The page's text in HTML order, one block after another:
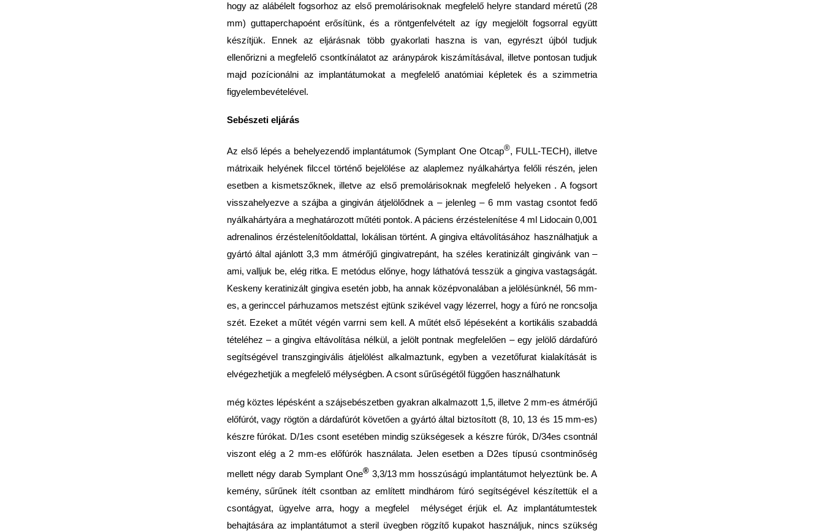
hogy az alábélelt fogsorhoz az első premolárisoknak megfelelő helyre standard méretű (28
mm) guttaperchapoént erősítünk, és a röntgenfelvételt az így megjelölt fogsorral együtt
készítjük. Ennek az eljárásnak több gyakorlati haszna is van, egyrészt újból tudjuk
ellenőrizni a megfelelő csontkínálatot az aránypárok kiszámításával, illetve pontosan tudjuk
majd pozícionálni az implantátumokat a megfelelő anatómiai képletek és a szimmetria
figyelembevételével.
Sebészeti eljárás
Az első lépés a behelyezendő implantátumok (Symplant One Otcap®, FULL-TECH), illetve
mátrixaik helyének filccel történő bejelölése az alaplemez nyálkahártya felőli részén, jelen
esetben a kismetszőknek, illetve az első premolárisoknak megfelelő helyeken . A fogsort
visszahelyezve a szájba a gingiván átjelölődnek a – jelenleg – 6 mm vastag csontot fedő
nyálkahártyára a meghatározott műtéti pontok. A páciens ér­zéstelenítése 4 ml Lidocain 0,001
adrenalinos érzéstelenítőoldattal, lokálisan történt. A gingiva eltávolításához használhatjuk a
gyártó által ajánlott 3,3 mm átmérőjű gingivatrepánt, ha széles keratinizált gingivánk van –
ami, valljuk be, elég ritka. E metódus előnye, hogy láthatóvá tesszük a gingiva vastagságát.
Keskeny keratinizált gingiva esetén jobb, ha annak középvonalában a jelölésünknél, 56 mm-
es, a gerinccel párhuzamos metszést ejtünk szikével vagy lézerrel, hogy a fúró ne roncsolja
szét. Ezeket a műtét végén varrni sem kell. A műtét első lépéseként a kortikális szabaddá
tételéhez – a gingiva eltávolítása nélkül, a jelölt pontnak megfelelően – egy jelölő dárdafúró
segítségével transzgingivális átjelö­lést alkalmaztunk, egyben a vezetőfurat kialakítását is
elvégezhetjük a megfelelő mélységben. A csont sűrűségétől függően használhatunk
még köztes lépésként a szájsebészetben gyakran alkalmazott 1,5, illetve 2 mm-es átmérőjű
előfúrót, vagy rögtön a dárdafúrót követően a gyártó által biztosított (8, 10, 13 és 15 mm-es)
készre fúrókat. D/1es csont esetében mindig szükségesek a készre fúrók, D/34es csontnál
viszont elég a 2 mm-es előfúrók használata. Jelen esetben a D2­es típusú csontminőség
mellett négy darab Symplant One®3,3/13 mm hosszúságú implantátumot helyeztünk be. A
kemény, sűrűnek ítélt csontban az említett mindhárom fúró segítségével készítettük el a
csontágyat, ügyelve arra, hogy a megfelel mélységet érjük el. Az implantátumtestek
behajtására az implantátumot a steril üvegben rögzítő kupakot használjuk, nincs szükség